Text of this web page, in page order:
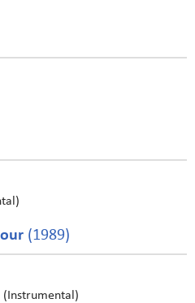
(1989)
(Instrumental)